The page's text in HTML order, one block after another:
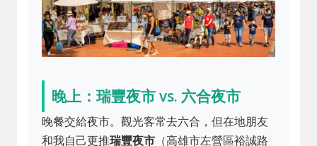
晚上：瑞豐夜市 vs. 六合夜市
晚餐交給夜市。觀光客常去六合，但在地朋友
和我自己更推瑞豐夜市 （高雄市左營區裕誠路